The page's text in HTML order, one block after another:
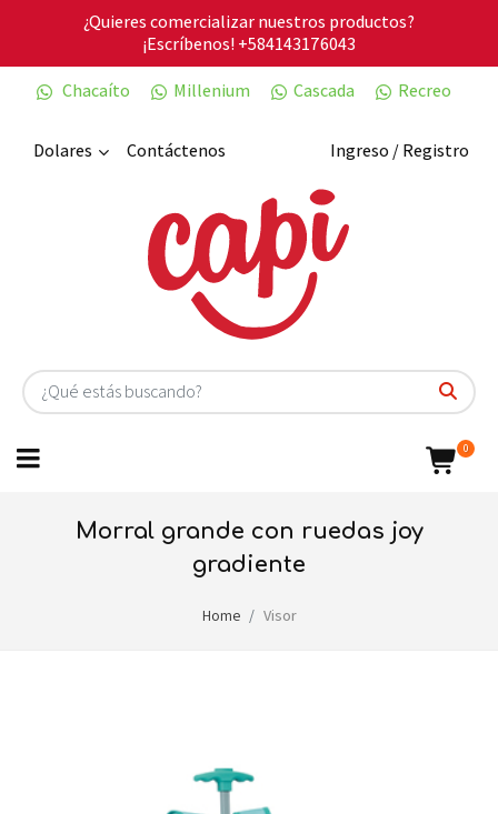
¿Quieres comercializar nuestros productos?
¡Escríbenos!+584143176043
Chacaíto
Millenium Cascada Recreo
Dolares Ingreso / Registro
Contáctenos
0
morral grande con ruedas joy
gradiente
Home Visor